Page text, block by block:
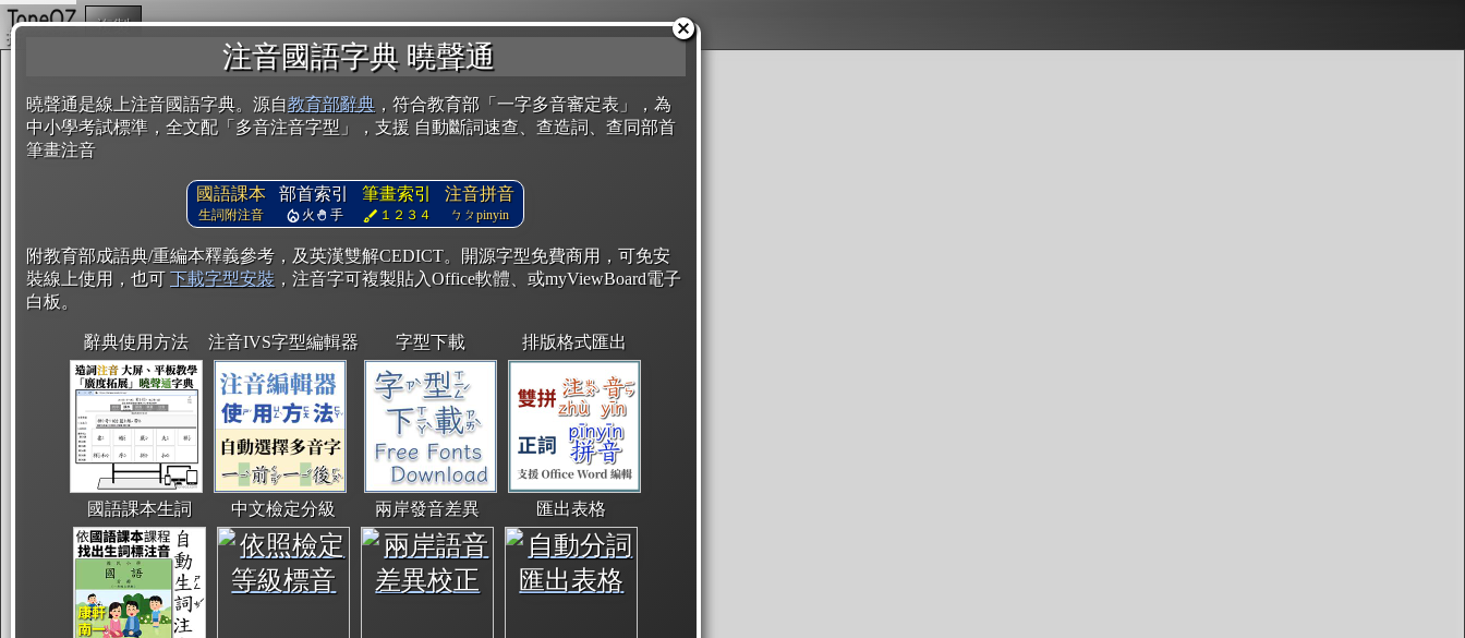
注音國語字典 曉聲通
曉聲通是線上注音國語字典。源自教育部辭典 ，符合教育部「一字多音審定表」，為
中小學考試標準，全文配「多音注音字型」，支援 自動斷詞速查、查造詞、查同部首
筆畫注音
國語課本
生詞附注音
部首索引
火 手
筆畫索引
１２３４
注音拼音
ㄅㄆpinyin
附教育部成語典/重編本釋義參考，及英漢雙解CEDICT。開源字型免費商用，可免安
裝線上使用，也可 下載字型安裝 ，注音字可複製貼入Office軟體、或myViewBoard電子
白板。
辭典使用方法 注音IVS字型編輯器 字型下載 排版格式匯出
國語課本生詞 中文檢定分級 兩岸發音差異 匯出表格
複製